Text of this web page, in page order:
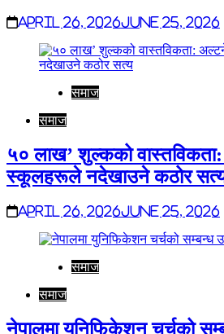
April 26, 2026June 25, 2026
समाज
समाज
५० लाख’ शुल्कको
स्कूलहरूले नदेखाउने कठोर
April 26, 2026June 25, 2026
समाज
समाज
नेपालमा युनिफिकेशन चर्चको